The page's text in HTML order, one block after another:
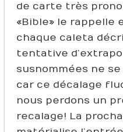
de carte très
« Bible » le
chaque caleta
tentative
susnommées ne
car ce décalage
nous perdons un
recalage ! La